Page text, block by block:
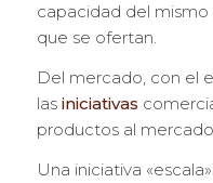
capacidad del
que se ofertan.
Del mercado, con el
las iniciativas
productos al
Una iniciativa